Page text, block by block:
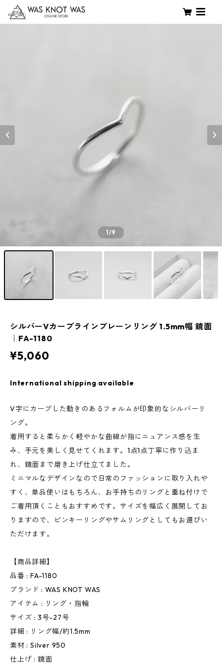
1/9
シルバーVカーブラインプレーンリング 1.5mm幅 鏡面
｜FA-1180
¥5,060
International shipping available
V字にカーブした動きのあるフォルムが印象的なシルバーリ
ング。
着用すると柔らかく軽やかな曲線が指にニュアンス感を生
み、手元を美しく見せてくれます。1点1点丁寧に作り込ま
れ、鏡面まで磨き上げ仕立てました。
ミニマルなデザインなので日常のファッションに取り入れや
すく、単品使いはもちろん、お手持ちのリングと重ね付けで
ご着用頂くこともおすすめです。サイズを幅広く展開してお
りますので、ピンキーリングやサムリングとしてもお選びい
ただけます。
【商品詳細】
品番 : FA-1180
ブランド : WAS KNOT WAS
アイテム : リング・指輪
サイズ : 3号-27号
詳細 : リング幅/約1.5mm
素材 : Silver 950
仕上げ : 鏡面